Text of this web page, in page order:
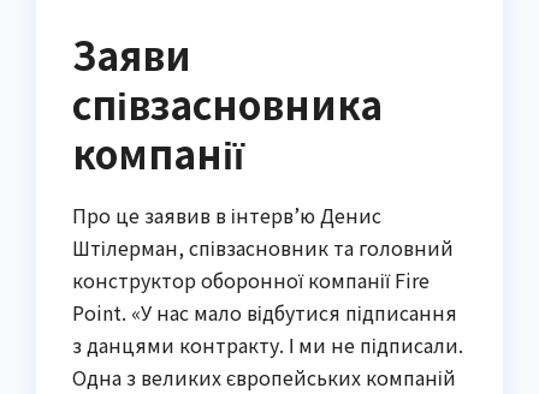
Заяви
співзасновника
компанії
Про це заявив в інтерв’ю Денис
Штілерман, співзасновник та головний
конструктор оборонної компанії Fire
Point. «У нас мало відбутися підписання
з данцями контракту. І ми не підписали.
Одна з великих європейських компаній